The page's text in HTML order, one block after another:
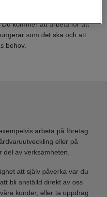
av verktyg och
kommer att arbeta för att
som det ska och att
behov.
arbeta på företag
eller på
av verksamheten.
att själv påverka var du
bli anställd direkt av oss
kunder, eller ta uppdrag